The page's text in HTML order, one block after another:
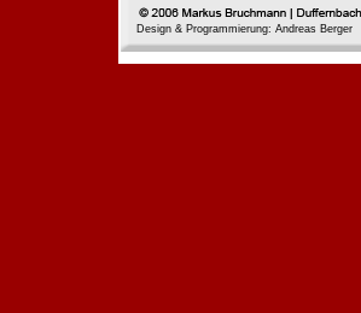
Design & Programmierung: Andreas Berger